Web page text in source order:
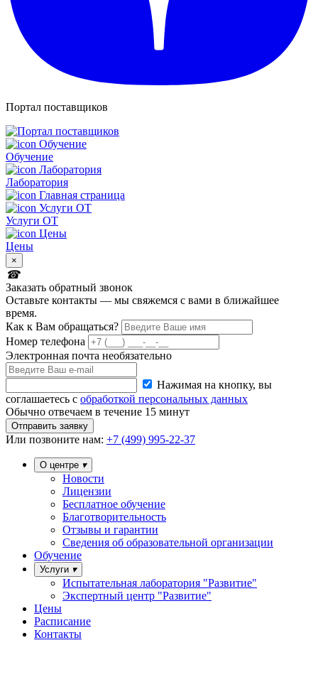
Портал поставщиков
Обучение
Лаборатория
Услуги ОТ
Цены
×
Заказать обратный звонок
Оставьте контакты — мы свяжемся с вами в ближайшее
время.
Как к Вам обращаться?
Номер телефона
Электронная почта необязательно
Нажимая на кнопку, вы
соглашаетесь с обработкой персональных данных
Обычно отвечаем в течение 15 минут
Отправить заявку
Или позвоните нам: +7 (499) 995-22-37
О центре
Новости
Лицензии
Бесплатное обучение
Благотворительность
Отзывы и гарантии
Сведения об образовательной организации
Обучение
Услуги
Испытательная лаборатория "Развитие"
Экспертный центр "Развитие"
Цены
Расписание
Контакты